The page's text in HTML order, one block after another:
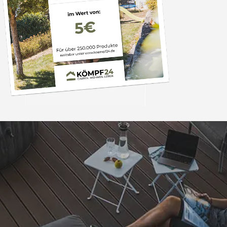
Trusted Shops
4,81/ 5
25.974 Bewertungen
„Hervorragend
Die Ware war
perfekten Zustand.
nächsten Tage
Grüße an die